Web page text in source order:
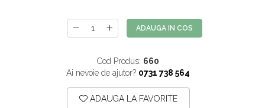
ADAUGA IN COS
Cod Produs: 660
Ai nevoie de ajutor? 0731 738 564
ADAUGA LA FAVORITE